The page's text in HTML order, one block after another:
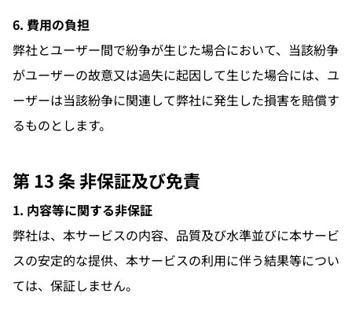
6. 費用の負担
弊社とユーザー間で紛争が生じた場合において、当該紛争
がユーザーの故意又は過失に起因して生じた場合には、ユ
ーザーは当該紛争に関連して弊社に発生した損害を賠償す
るものとします。
第 13 条 非保証及び免責
1. 内容等に関する非保証
弊社は、本サービスの内容、品質及び水準並びに本サービ
スの安定的な提供、本サービスの利用に伴う結果等につい
ては、保証しません。